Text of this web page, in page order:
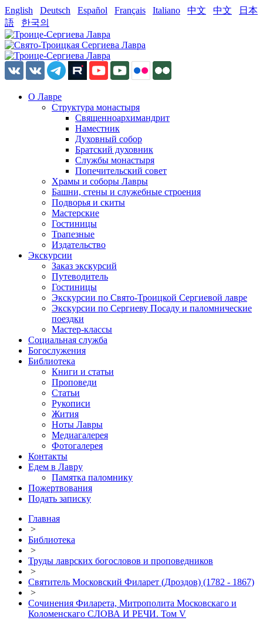
English Deutsch Español Français Italiano 中文 中文
日本
語
한국의
О Лавре
Структура монастыря
Священноархимандрит
Наместник
Духовный собор
Братский духовник
Службы монастыря
Попечительский совет
Храмы и соборы Лавры
Башни, стены и служебные строения
Подворья и скиты
Мастерские
Гостиницы
Трапезные
Издательство
Экскурсии
Заказ экскурсий
Путеводитель
Гостиницы
Экскурсии по Свято-Троицкой Сергиевой лавре
Экскурсии по Сергиеву Посаду и паломнические
поездки
Мастер-классы
Социальная служба
Богослужения
Библиотека
Книги и статьи
Проповеди
Статьи
Рукописи
Жития
Ноты Лавры
Медиагалерея
Фотогалерея
Контакты
Едем в Лавру
Памятка паломнику
Пожертвования
Подать записку
Главная
>
Библиотека
>
Труды лаврских богословов и проповедников
>
Святитель Московский Филарет (Дроздов) (1782 - 1867)
>
Сочинения Филарета, Митрополита Московскаго и
Коломенскаго СЛОВА И РЕЧИ. Том V